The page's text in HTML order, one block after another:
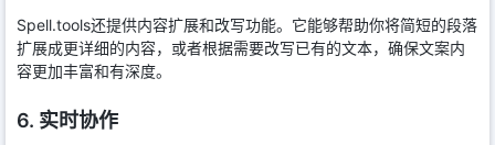
Spell.tools还提供内容扩展和改写功能。它能够帮助你将简短的段落
扩展成更详细的内容，或者根据需要改写已有的文本，确保文案内
容更加丰富和有深度。
6. 实时协作